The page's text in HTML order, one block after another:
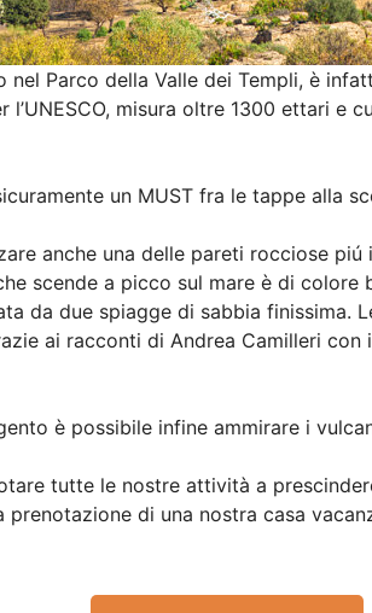
nel Parco della Valle dei Templi, è
l’UNESCO, misura oltre 1300 ettari e
un MUST fra le tappe alla
anche una delle pareti rocciose
scende a picco sul mare è di
da due spiagge di sabbia finissima.
ai racconti di Andrea Camilleri con
è possibile infine ammirare i
tutte le nostre attività a
di una nostra casa